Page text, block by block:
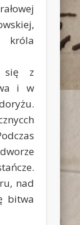
się z
i w
nad
bitwa